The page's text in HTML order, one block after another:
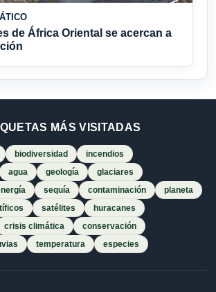
de África Oriental se acercan a
MÁS VISITADAS
biodiversidad
incendios
agua geología
glaciares
sequía contaminación
planeta
satélites
huracanes
crisis climática
conservación
temperatura especies